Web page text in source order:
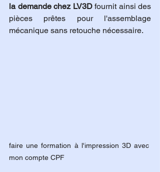
la demande chez LV3D fournit ainsi des
pièces prêtes pour l'assemblage
mécanique sans retouche nécessaire.
faire une formation à l'impression 3D avec
mon compte CPF